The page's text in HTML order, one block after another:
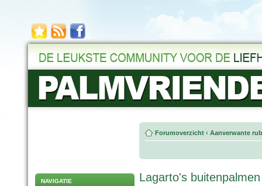
NAVIGATIE
Forumoverzicht ‹ Aanverwante
Lagarto's